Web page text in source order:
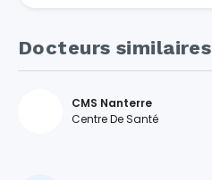
Docteurs similaires
CMS Nanterre
Centre De Santé